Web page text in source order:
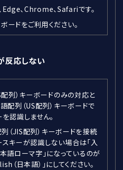
Edge、Chrome、Safariです。
ードをご利用ください。
反応しない
列）キーボードのみの対応と
配列（US配列）キーボードで
認識しません。
（JIS配列）キーボードを接続
スキーが認識しない場合は「入
本語ローマ字」になっているのが
（日本語）」にしてください。